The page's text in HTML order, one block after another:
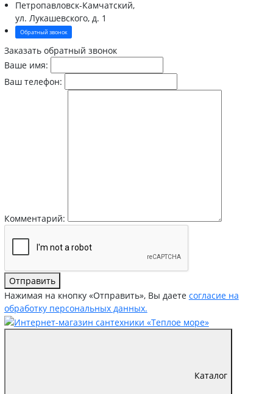
Петропавловск-Камчатский,
ул. Лукашевского, д. 1
Обратный звонок
Заказать обратный звонок
Ваше имя:
Ваш телефон:
Комментарий:
Отправить
Нажимая на кнопку «Отправить», Вы даете согласие на
обработку персональных данных.
Каталог